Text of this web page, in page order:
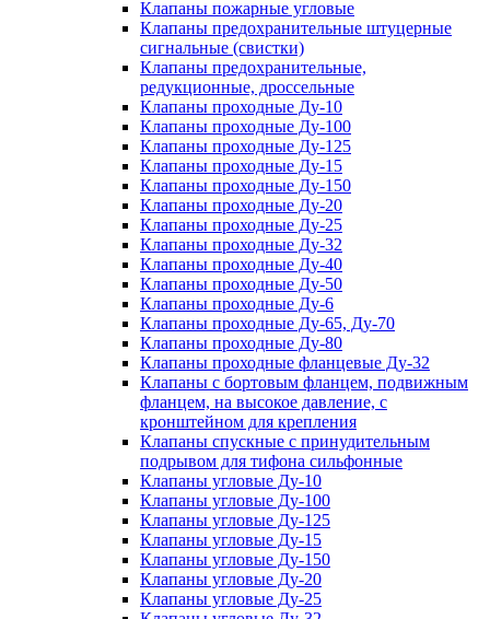
Клапаны пожарные угловые
Клапаны предохранительные штуцерные
сигнальные (свистки)
Клапаны предохранительные,
редукционные, дроссельные
Клапаны проходные Ду-10
Клапаны проходные Ду-100
Клапаны проходные Ду-125
Клапаны проходные Ду-15
Клапаны проходные Ду-150
Клапаны проходные Ду-20
Клапаны проходные Ду-25
Клапаны проходные Ду-32
Клапаны проходные Ду-40
Клапаны проходные Ду-50
Клапаны проходные Ду-6
Клапаны проходные Ду-65, Ду-70
Клапаны проходные Ду-80
Клапаны проходные фланцевые Ду-32
Клапаны с бортовым фланцем, подвижным
фланцем, на высокое давление, с
кронштейном для крепления
Клапаны спускные с принудительным
подрывом для тифона сильфонные
Клапаны угловые Ду-10
Клапаны угловые Ду-100
Клапаны угловые Ду-125
Клапаны угловые Ду-15
Клапаны угловые Ду-150
Клапаны угловые Ду-20
Клапаны угловые Ду-25